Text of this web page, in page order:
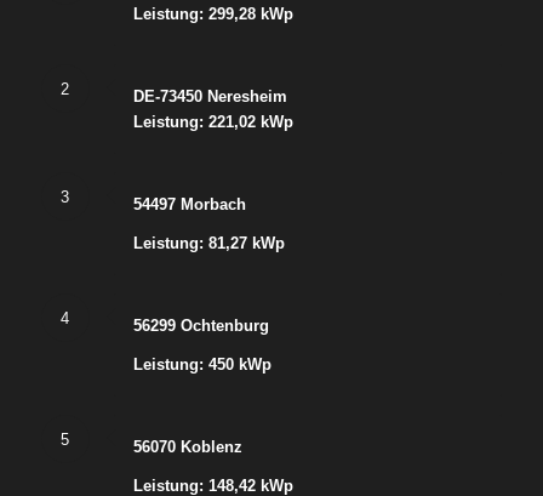
Leistung: 299,28 kWp
2
DE-73450 Neresheim
Leistung: 221,02 kWp
3 54497 Morbach
Leistung: 81,27 kWp
4 56299 Ochtenburg
Leistung: 450 kWp
5 56070 Koblenz
Leistung: 148,42 kWp